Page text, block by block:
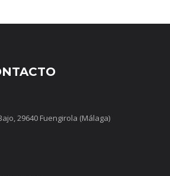
29640 Fuengirola (Málaga)